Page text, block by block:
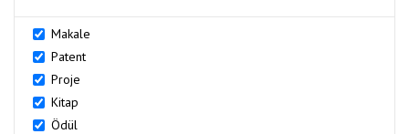
Makale
Patent
Proje
Kitap
Ödül